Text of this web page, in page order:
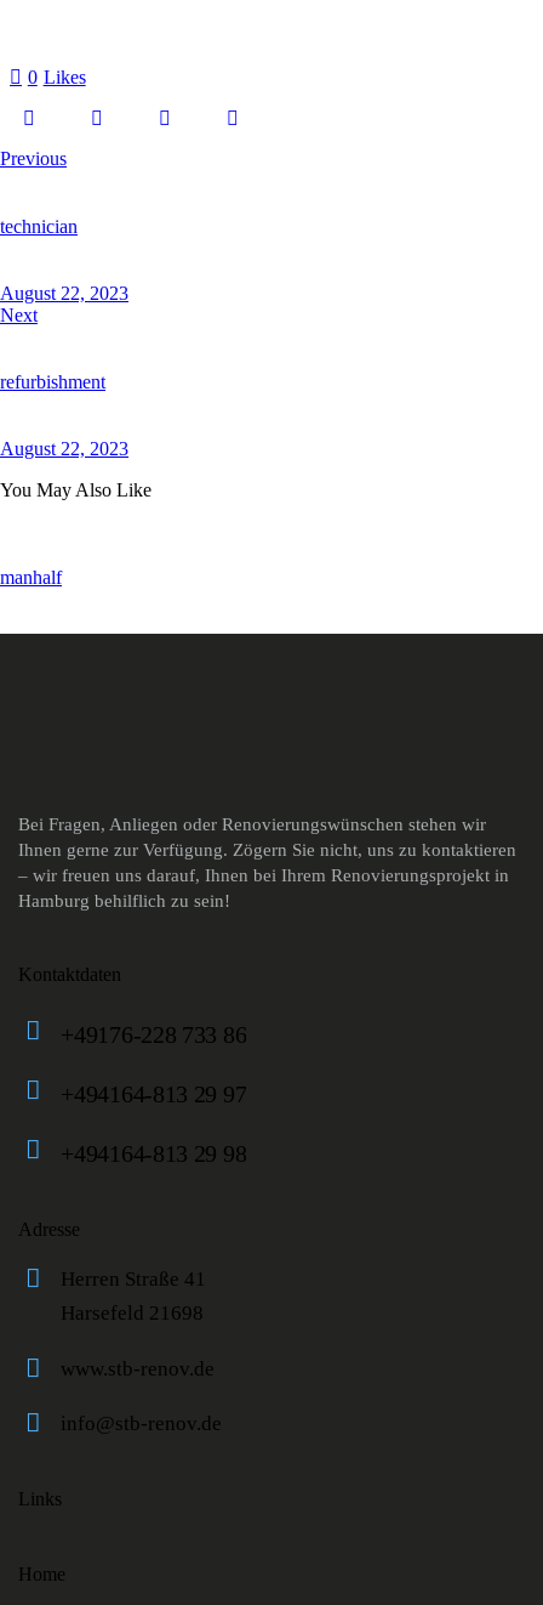
0 Likes
Previous
technician
August 22, 2023
Next
refurbishment
August 22, 2023
You May Also Like
manhalf
Bei Fragen, Anliegen oder Renovierungswünschen stehen wir
Ihnen gerne zur Verfügung. Zögern Sie nicht, uns zu kontaktieren
– wir freuen uns darauf, Ihnen bei Ihrem Renovierungsprojekt in
Hamburg behilflich zu sein!
Kontaktdaten
+49176-228 733 86
+494164-813 29 97
+494164-813 29 98
Adresse
Herren Straße 41
Harsefeld 21698
www.stb-renov.de
info@stb-renov.de
Links
Home